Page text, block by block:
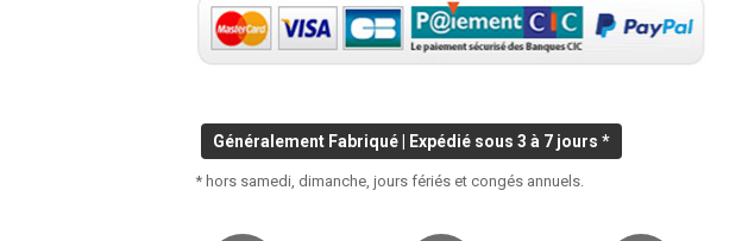
Généralement Fabriqué | Expédié sous 3 à 7 jours *
* hors samedi, dimanche, jours fériés et congés annuels.